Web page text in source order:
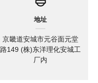
地址
京畿道安城市元谷面元堂
路149 (株)东洋理化安城工
厂内